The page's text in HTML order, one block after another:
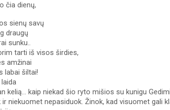
čia dienų,
sienų savų
draugų
sunku..
tarti iš visos širdies,
amžinai
labai šiltai!
kelią… kaip niekad šio ryto mišios su kunigu
ir niekuomet nepasiduok. Žinok, kad visuomet gali